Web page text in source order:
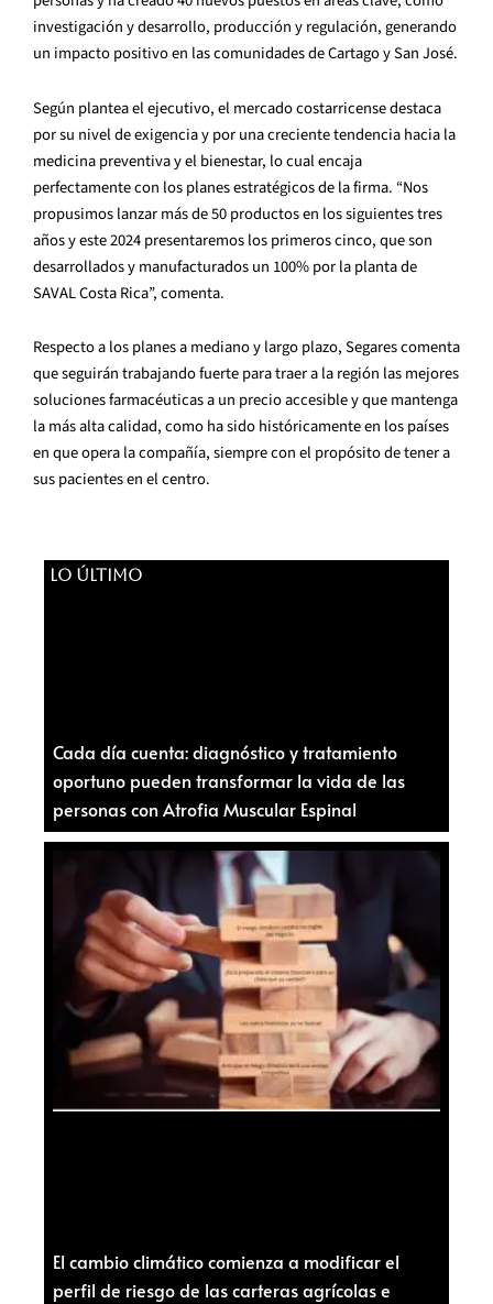
investigación y desarrollo, producción y regulación, generando
un impacto positivo en las comunidades de Cartago y San José.
Según plantea el ejecutivo, el mercado costarricense destaca
por su nivel de exigencia y por una creciente tendencia hacia la
medicina preventiva y el bienestar, lo cual encaja
perfectamente con los planes estratégicos de la firma. “Nos
propusimos lanzar más de 50 productos en los siguientes tres
años y este 2024 presentaremos los primeros cinco, que son
desarrollados y manufacturados un 100% por la planta de
SAVAL Costa Rica”, comenta.
Respecto a los planes a mediano y largo plazo, Segares comenta
que seguirán trabajando fuerte para traer a la región las mejores
soluciones farmacéuticas a un precio accesible y que mantenga
la más alta calidad, como ha sido históricamente en los países
en que opera la compañía, siempre con el propósito de tener a
sus pacientes en el centro.
LO ÚLTIMO
Cada día cuenta: diagnóstico y tratamiento
oportuno pueden transformar la vida de las
personas con Atrofia Muscular Espinal
El cambio climático comienza a modificar el
perfil de riesgo de las carteras agrícolas e